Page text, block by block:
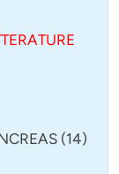
(14)